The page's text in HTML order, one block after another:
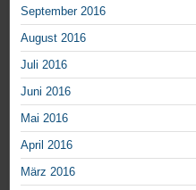
September 2016
August 2016
Juli 2016
Juni 2016
Mai 2016
April 2016
März 2016